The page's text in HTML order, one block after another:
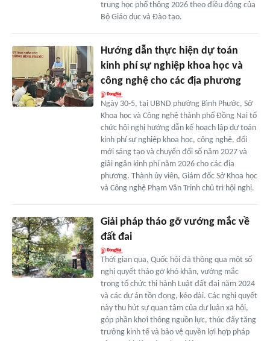
trung học phổ thông 2026 theo điều động của
Bộ Giáo dục và Đào tạo.
Hướng dẫn thực hiện dự toán
kinh phí sự nghiệp khoa học và
công nghệ cho các địa phương
Ngày 30-5, tại UBND phường Bình Phước, Sở
Khoa học và Công nghệ thành phố Đồng Nai tổ
chức hội nghị hướng dẫn kế hoạch lập dự toán
kinh phí sự nghiệp khoa học, công nghệ, đổi
mới sáng tạo và chuyển đổi số năm 2027 và
giải ngân kinh phí năm 2026 cho các địa
phương. Thành ủy viên, Giám đốc Sở Khoa học
và Công nghệ Phạm Văn Trinh chủ trì hội nghị.
Giải pháp tháo gỡ vướng mắc về
đất đai
Thời gian qua, Quốc hội đã thông qua một số
nghị quyết tháo gỡ khó khăn, vướng mắc
trong tổ chức thi hành Luật đất đai năm 2024
và các dự án tồn đọng, kéo dài. Các nghị quyết
này thu hút sự quan tâm của dư luận xã hội,
góp phần khơi thông nguồn lực, thúc đẩy tăng
trưởng kinh tế và bảo vệ quyền lợi hợp pháp